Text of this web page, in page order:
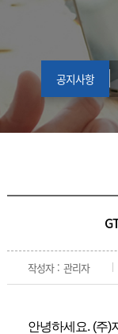
공지사항
작성자 : 관리자
안녕하세요. (주)